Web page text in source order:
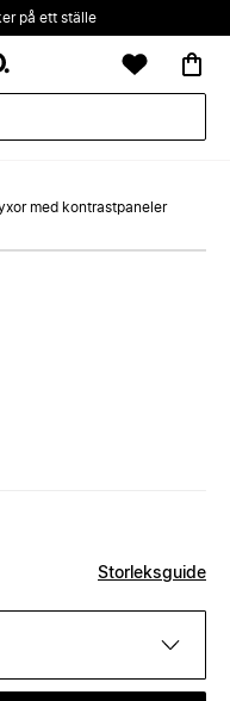
på ett ställe
med kontrastpaneler
Storleksguide